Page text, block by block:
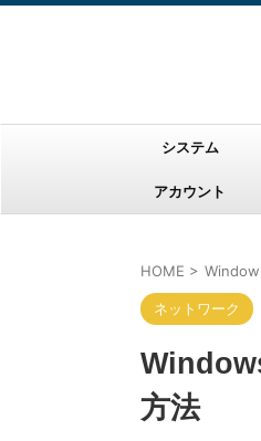
システム
アカウント
HOME >
ネットワーク
方法